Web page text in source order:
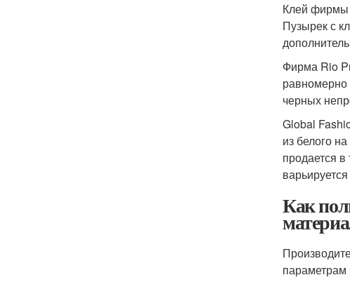
Клей фирмы
Пузырек с
Фирма Rio
равномерно
черных
Global
из белого
продается
Как
параметрам